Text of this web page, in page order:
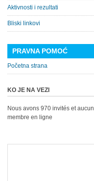
Aktivnosti i rezultati
Bliski linkovi
PRAVNA POMOĆ
Početna strana
KO JE NA VEZI
Nous avons 970 invités et aucun
membre en ligne